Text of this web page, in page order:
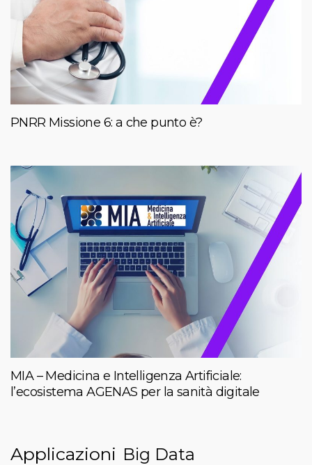
PNRR Missione 6: a che punto è?
MIA – Medicina e Intelligenza Artificiale:
l’ecosistema AGENAS per la sanità digitale
Applicazioni Big Data